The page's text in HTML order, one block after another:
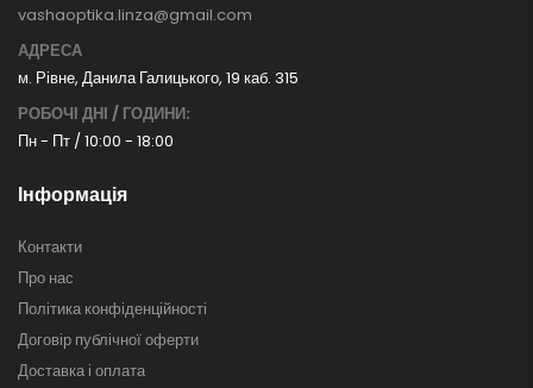
vashaoptika.linza@gmail.com
АДРЕСА
м. Рівне, Данила Галицького, 19 каб. 315
РОБОЧІ ДНІ / ГОДИНИ:
Пн - Пт / 10:00 - 18:00
Інформація
Контакти
Про нас
Політика конфіденційності
Договір публічної оферти
Доставка і оплата